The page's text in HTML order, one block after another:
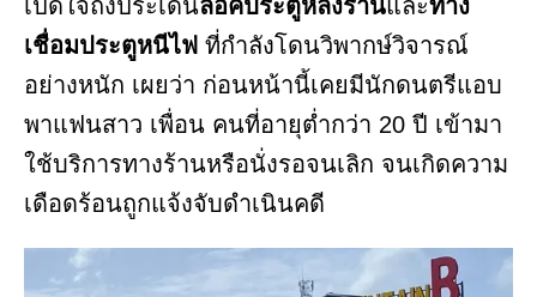
เปิดใจถึงประเด็นล็อคประตูหลังร้านและทาง
เชื่อมประตูหนีไฟ ที่กำลังโดนวิพากษ์วิจารณ์
อย่างหนัก เผยว่า ก่อนหน้านี้เคยมีนักดนตรีแอบ
พาแฟนสาว เพื่อน คนที่อายุต่ำกว่า 20 ปี เข้ามา
ใช้บริการทางร้านหรือนั่งรอจนเลิก จนเกิดความ
เดือดร้อนถูกแจ้งจับดำเนินคดี